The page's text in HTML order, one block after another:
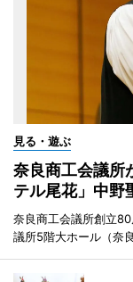
見る・遊ぶ
奈良商工会議所
テル尾花」中野
奈良商工会議所創立
議所5階大ホール（奈